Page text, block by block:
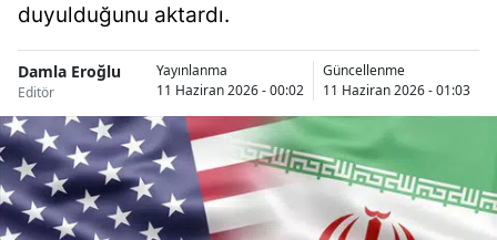
Bitlis
Burdur
duyulduğunu aktardı.
Damla Eroğlu
Editör
Yayınlanma
11 Haziran 2026 - 00:02
Güncellenme
11 Haziran 2026 - 01:03